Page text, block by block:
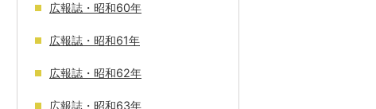
広報誌・昭和60年
広報誌・昭和61年
広報誌・昭和62年
広報誌・昭和63年